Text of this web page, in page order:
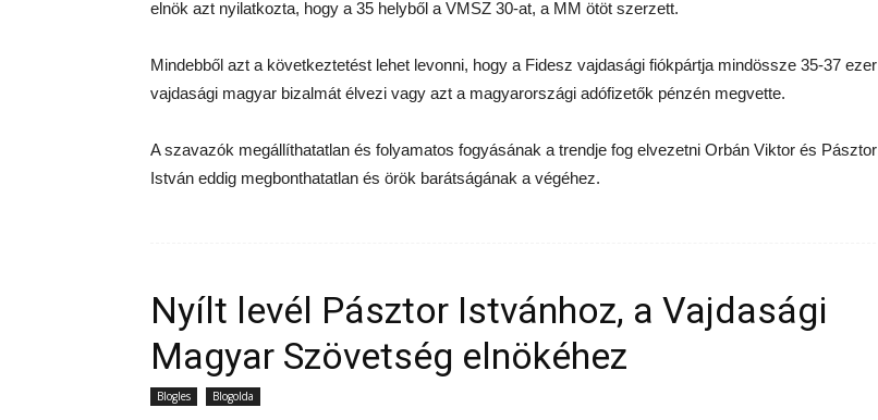
elnök azt nyilatkozta, hogy a 35 helyből a VMSZ 30-at, a MM ötöt szerzett.
Mindebből azt a következtetést lehet levonni, hogy a Fidesz vajdasági fiókpártja mindössze 35-37 ezer
vajdasági magyar bizalmát élvezi vagy azt a magyarországi adófizetők pénzén megvette.
A szavazók megállíthatatlan és folyamatos fogyásának a trendje fog elvezetni Orbán Viktor és Pásztor
István eddig megbonthatatlan és örök barátságának a végéhez.
Nyílt levél Pásztor Istvánhoz, a Vajdasági
Magyar Szövetség elnökéhez
Blogles Blogolda